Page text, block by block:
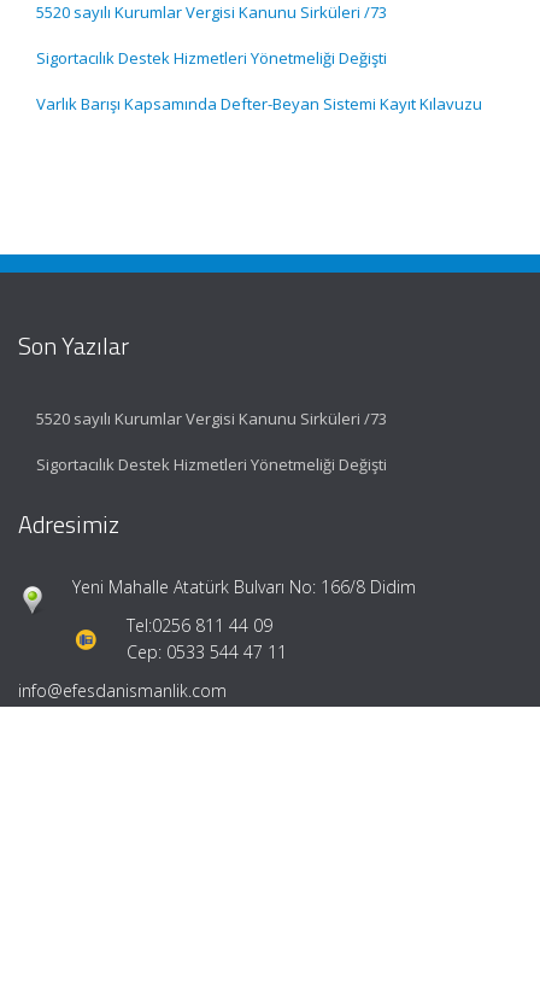
5520 sayılı Kurumlar Vergisi Kanunu Sirküleri /73
Sigortacılık Destek Hizmetleri Yönetmeliği Değişti
Varlık Barışı Kapsamında Defter-Beyan Sistemi Kayıt Kılavuzu
Son Yazılar
5520 sayılı Kurumlar Vergisi Kanunu Sirküleri /73
Sigortacılık Destek Hizmetleri Yönetmeliği Değişti
Adresimiz
Yeni Mahalle Atatürk Bulvarı No: 166/8 Didim
Tel:0256 811 44 09
Cep: 0533 544 47 11
info@efesdanismanlik.com